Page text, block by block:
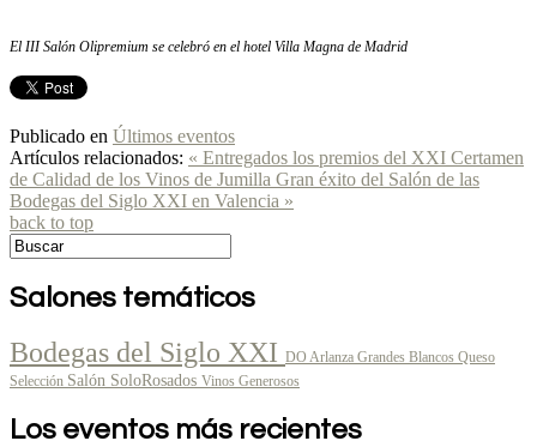
El III Salón Olipremium se celebró en el hotel Villa Magna de Madrid
Publicado en Últimos eventos
Artículos relacionados: « Entregados los premios del XXI Certamen
de Calidad de los Vinos de Jumilla Gran éxito del Salón de las
Bodegas del Siglo XXI en Valencia »
back to top
Salones temáticos
Bodegas del Siglo XXI DO Arlanza Grandes Blancos Queso
Selección Salón SoloRosados Vinos Generosos
Los eventos más recientes